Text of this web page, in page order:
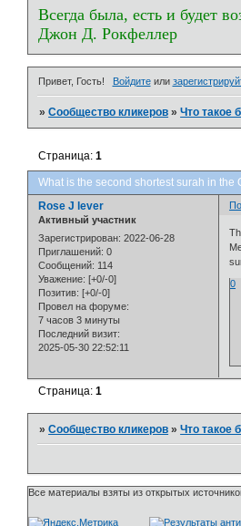
Всегда была, есть и будет
Джон Д. Рокфеллер
Привет, Гость! Войдитеили
»Сообщество кликеров »Что такое
What is the second shortest surah in the
Страница:1
Rose J lever
Активный участник
Зарегистрирован: 2022-06-28
Приглашений: 0
Сообщений: 114
Уважение: [+0/-0]
Позитив: [+0/-0]
Провел на форуме:
7 часов 3 минуты
Последний визит:
2025-05-30 22:52:11
0
Страница:1
»Сообщество кликеров »Что такое
Все материалы взяты из открытых